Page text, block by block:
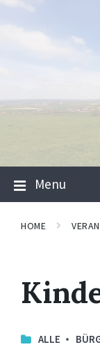
Skip
content
Skip
main
Skip
footer
Menu
HOME
ALLE